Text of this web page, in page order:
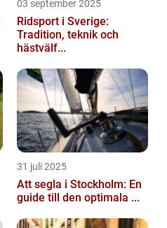
03 september 2025
Ridsport i Sverige:
Tradition, teknik och
hästvälf...
31 juli 2025
Att segla i Stockholm: En
guide till den optimala ...